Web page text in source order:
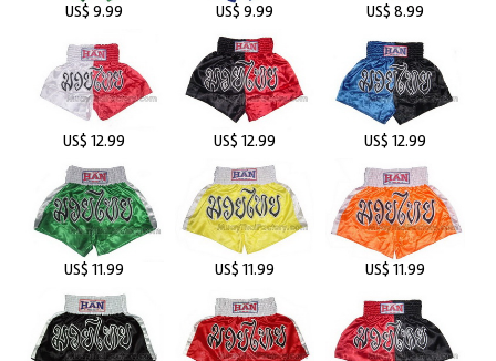
US$ 9.99 US$ 9.99 US$ 8.99
US$ 12.99 US$ 12.99 US$ 12.99
US$ 11.99 US$ 11.99 US$ 11.99